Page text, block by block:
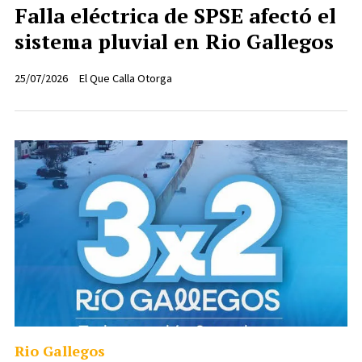
Falla eléctrica de SPSE afectó el
sistema pluvial en Rio Gallegos
El Que Calla Otorga
25/07/2026
Rio Gallegos